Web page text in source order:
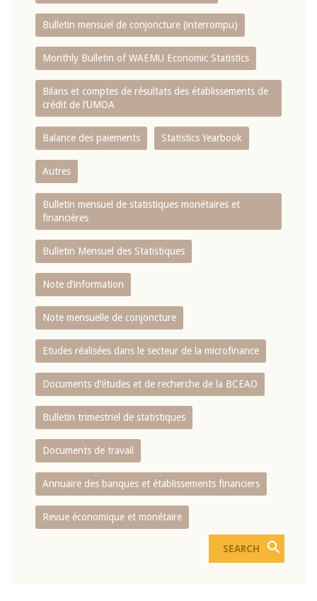
Bulletin mensuel de conjoncture (interrompu)
Monthly Bulletin of WAEMU Economic Statistics
Bilans et comptes de résultats des établissements de
crédit de l‘UMOA
Balance des paiements Statistics Yearbook
Autres
Bulletin mensuel de statistiques monétaires et
financières
Bulletin Mensuel des Statistiques
Note d’information
Note mensuelle de conjoncture
Etudes réalisées dans le secteur de la microfinance
Documents d’études et de recherche de la BCEAO
Bulletin trimestriel de statistiques
Documents de travail
Annuaire des banques et établissements financiers
Revue économique et monétaire